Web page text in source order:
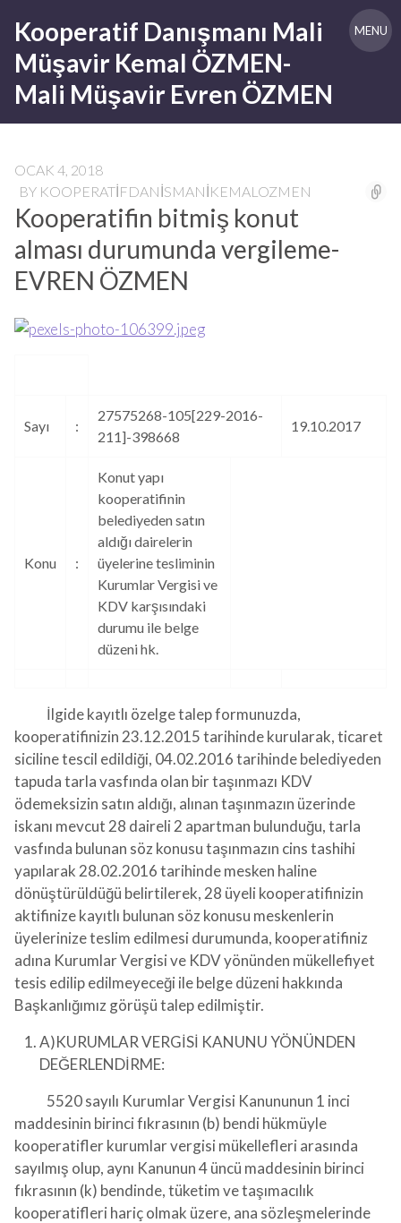
content
Kooperatif Danışmanı Mali
Müşavir Kemal ÖZMEN-
Mali Müşavir Evren ÖZMEN
MENU
OCAK 4, 2018
BY KOOPERATIFDANISMANIKEMALOZMEN
Kooperatifin bitmiş konut
alması durumunda vergileme-
EVREN ÖZMEN
Sayı :
27575268-105[229-2016-
211]-398668
19.10.2017
Konu :
Konut yapı
kooperatifinin
belediyeden satın
aldığı dairelerin
üyelerine tesliminin
Kurumlar Vergisi ve
KDV karşısındaki
durumu ile belge
düzeni hk.
İlgide kayıtlı özelge talep formunuzda,
kooperatifinizin 23.12.2015 tarihinde kurularak, ticaret
siciline tescil edildiği, 04.02.2016 tarihinde belediyeden
tapuda tarla vasfında olan bir taşınmazı KDV
ödemeksizin satın aldığı, alınan taşınmazın üzerinde
iskanı mevcut 28 daireli 2 apartman bulunduğu, tarla
vasfında bulunan söz konusu taşınmazın cins tashihi
yapılarak 28.02.2016 tarihinde mesken haline
dönüştürüldüğü belirtilerek, 28 üyeli kooperatifinizin
aktifinize kayıtlı bulunan söz konusu meskenlerin
üyelerinize teslim edilmesi durumunda, kooperatifiniz
adına Kurumlar Vergisi ve KDV yönünden mükellefiyet
tesis edilip edilmeyeceği ile belge düzeni hakkında
Başkanlığımız görüşü talep edilmiştir.
A)KURUMLAR VERGİSİ KANUNU YÖNÜNDEN
DEĞERLENDİRME:
5520 sayılı Kurumlar Vergisi Kanununun 1 inci
maddesinin birinci fıkrasının (b) bendi hükmüyle
kooperatifler kurumlar vergisi mükellefleri arasında
sayılmış olup, aynı Kanunun 4 üncü maddesinin birinci
fıkrasının (k) bendinde, tüketim ve taşımacılık
kooperatifleri hariç olmak üzere, ana sözleşmelerinde